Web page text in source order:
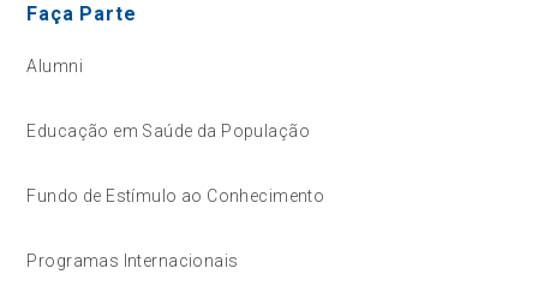
Faça Parte
Alumni
Educação em Saúde da População
Fundo de Estímulo ao Conhecimento
Programas Internacionais